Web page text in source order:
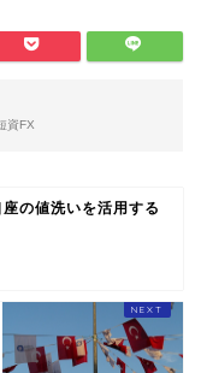
資FX
の値洗いを活用する